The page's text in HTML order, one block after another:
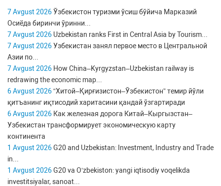
7 Avgust 2026Ўзбекистон туризми ўсиш бўйича Марказий
Осиёда биринчи ўринни...
7 Avgust 2026 Uzbekistan ranks First in Central Asia by Tourism...
7 Avgust 2026Узбекистан занял первое место в Центральной
Азии по...
7 Avgust 2026 How China–Kyrgyzstan–Uzbekistan railway is
redrawing the economic map...
6 Avgust 2026“Хитой–Қирғизистон–Ўзбекистон” темир йўли
қитъанинг иқтисодий харитасини қандай ўзгартиради
6 Avgust 2026 Как железная дорога Китай–Кыргызстан–
Узбекистан трансформирует экономическую карту
континента
1 Avgust 2026G20 and Uzbekistan: Investment, Industry and Trade
in...
1 Avgust 2026G20 va O‘zbekiston: yangi iqtisodiy voqelikda
investitsiyalar, sanoat...